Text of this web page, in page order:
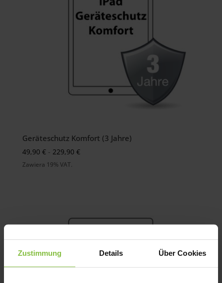
Zustimmung Details Über Cookies
Geräteschutz Komfort (3 Jahre)
49,90 € - 229,90 €Preisspanne:
Zawiera 19% VAT.